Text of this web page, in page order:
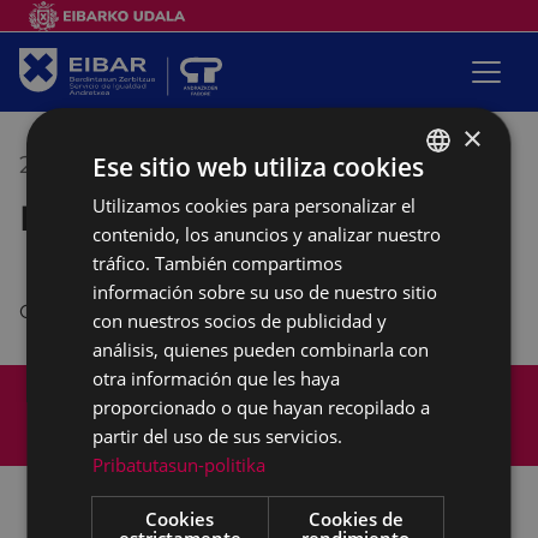
28/09/2018 10:00-12:00
Empalabramiento
Clases de castellano
Mapa del Sitio
Aviso legal
Política de cookies
Contacto
Accesibilidad
BASQUE
SPANISH
×
Ese sitio web utiliza cookies
Utilizamos cookies para personalizar el
contenido, los anuncios y analizar nuestro
tráfico. También compartimos
información sobre su uso de nuestro sitio
con nuestros socios de publicidad y
análisis, quienes pueden combinarla con
otra información que les haya
proporcionado o que hayan recopilado a
partir del uso de sus servicios.
Pribatutasun-politika
Cookies
Cookies de